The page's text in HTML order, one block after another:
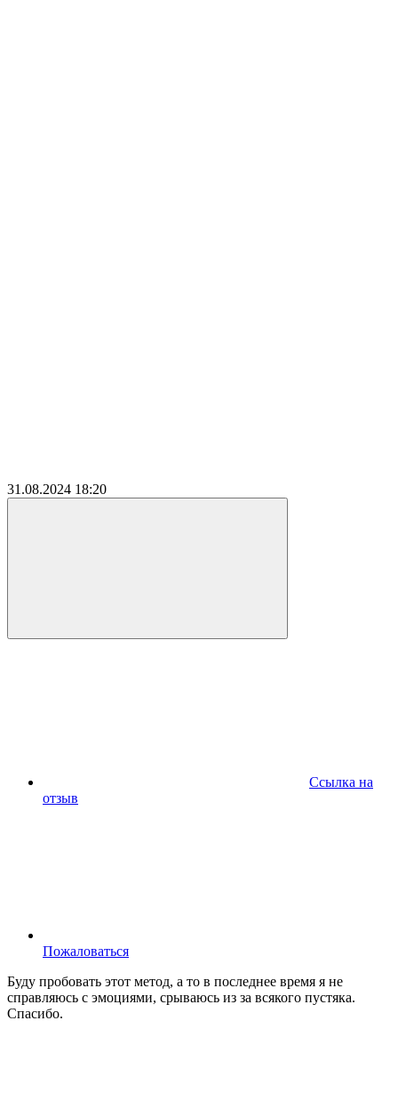
31.08.2024 18:20
Ссылка на
отзыв
Пожаловаться
Буду пробовать этот метод, а то в последнее время я не
справляюсь с эмоциями, срываюсь из за всякого пустяка.
Спасибо.